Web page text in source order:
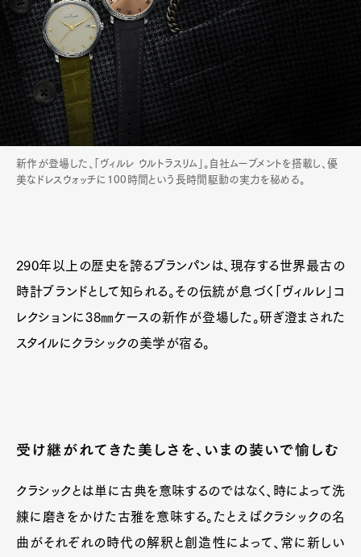
新作が登場した、「ヴィルレ ウルトラスリム」。自社ムーブメントを搭載し、優
美なドレスウォッチに100時間という長時間駆動の実力を秘める。
290年以上の歴史を誇るブランパンは、現存する世界最古の
時計ブランドとして知られる。その伝統が息づく「ヴィルレ」コ
レクションに38㎜ケースの新作が登場した。研ぎ澄まされた
スタイルにクラシックの美学が宿る。
受け継がれてきた美しさを、いまの装いで愉しむ
クラシックとは単に古典を意味するのではなく、時によって洗
練に磨きをかけた古雅を意味する。たとえばクラシックの名
曲がそれぞれの時代の解釈と創造性によって、常に新しい